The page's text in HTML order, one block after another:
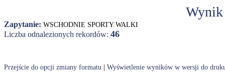
Zapytanie: WSCHODNIE SPORTY WALKI
Liczba odnalezionych rekordów: 46
Przejście do opcji zmiany formatu Wyświetlenie wyników w wersji do